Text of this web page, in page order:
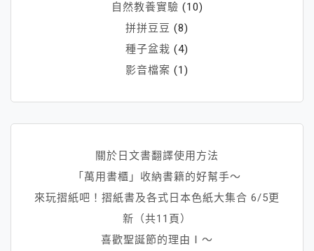
自然教養實驗 (10)
拼拼豆豆 (8)
種子盆栽 (4)
影音檔案 (1)
關於日文書翻譯使用方法
「萬用書櫃」收納書籍的好幫手～
來玩摺紙吧！摺紙書及各式日本色紙大集合 6/5更
新（共11頁）
喜歡聖誕節的理由Ⅰ～